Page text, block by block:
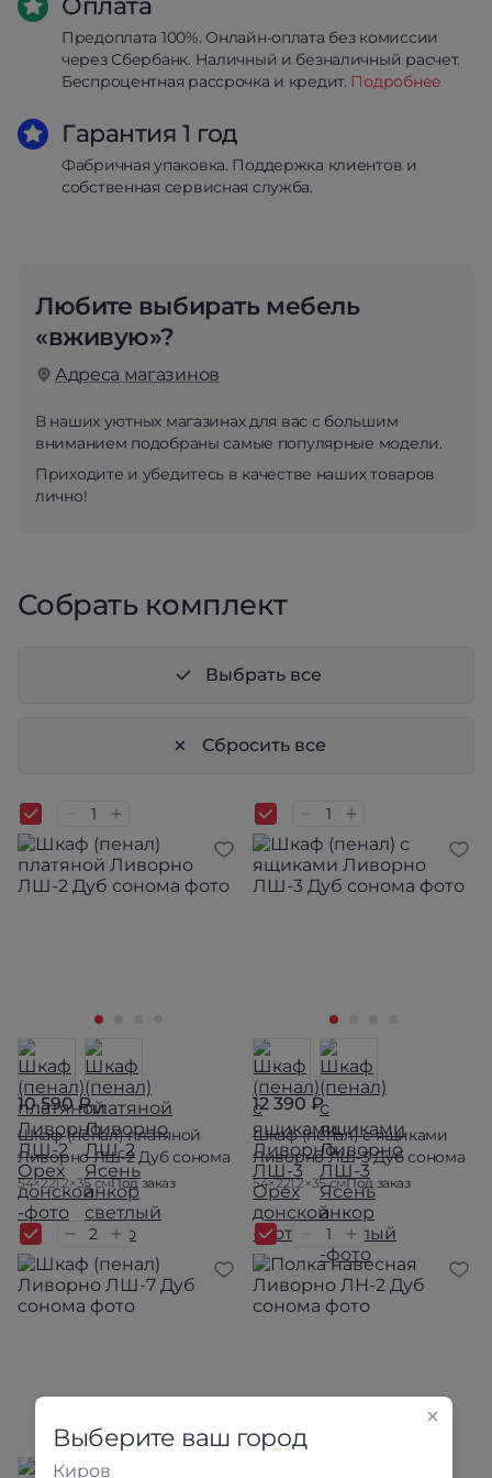
Оплата
Предоплата 100%. Онлайн-оплата без комиссии
через Сбербанк. Наличный и безналичный расчет.
Беспроцентная рассрочка и кредит. Подробнее
Гарантия 1 год
Фабричная упаковка. Поддержка клиентов и
собственная сервисная служба.
Любите выбирать мебель
«вживую»?
Адреса магазинов
В наших уютных магазинах для вас с большим
вниманием подобраны самые популярные модели.
Приходите и убедитесь в качестве наших товаров
лично!
Собрать комплект
Выбрать все
Сбросить все
10 590 ₽
Шкаф (пенал) платяной
Ливорно ЛШ-2 Дуб сонома
54×221.2×35 смПод заказ
12 390 ₽
Шкаф (пенал) с ящиками
Ливорно ЛШ-3 Дуб сонома
54×221.2×35 смПод заказ
Выберите ваш город
Киров